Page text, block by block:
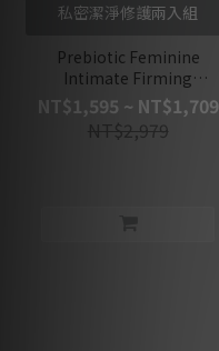
私密潔淨修護兩入組
Prebiotic Feminine
Intimate Firming
Cleansing Oil 2set
NT$1,595 ~ NT$1,709
NT$2,979